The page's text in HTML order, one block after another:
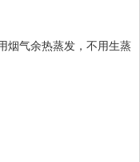
烟气余热蒸发，不用生蒸